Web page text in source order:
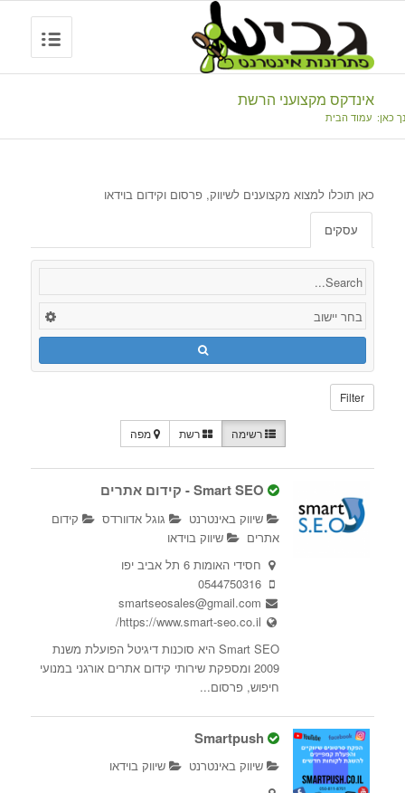
אינדקס מקצועני הרשת
כאן: עמוד הבית
כאן תוכלו למצוא מקצוענים לשיווק, פרסום וקידום בוידאו
עסקים
Filter
רשימה רשת מפה
Smart SEO - קידום אתרים
שיווק באינטרנט גוגל אדוורדס
קידום
אתרים
שיווק בוידאו
חסידי האומות 6 תל אביב יפו
0544750316
smartseosales@gmail.com
https://www.smart-seo.co.il/
Smart SEO היא סוכנות דיגיטל הפועלת משנת
2009 ומספקת שירותי קידום אתרים אורגני במנועי
חיפוש, פרסום...
Smartpush
שיווק באינטרנט שיווק בוידאו